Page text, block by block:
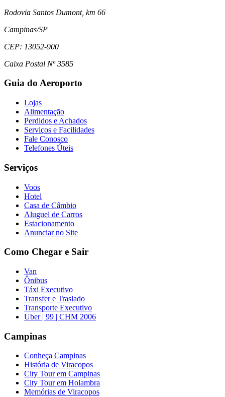
Rodovia Santos Dumont, km 66
Campinas/SP
CEP: 13052-900
Caixa Postal Nº 3585
Guia do Aeroporto
Lojas
Alimentação
Perdidos e Achados
Serviços e Facilidades
Fale Conosco
Telefones Úteis
Serviços
Voos
Hotel
Casa de Câmbio
Aluguel de Carros
Estacionamento
Anunciar no Site
Como Chegar e Sair
Van
Ônibus
Táxi Executivo
Transfer e Traslado
Transporte Executivo
Uber | 99 | CHM 2006
Campinas
Conheça Campinas
História de Viracopos
City Tour em Campinas
City Tour em Holambra
Memórias de Viracopos